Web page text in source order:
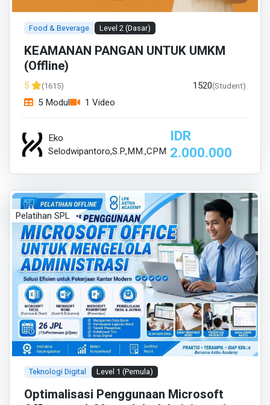
Food & Beverage Level 2 (Dasar)
KEAMANAN PANGAN UNTUK UMKM
(Offline)
5 (1615) 1520(Student)
5 Modul 1 Video
Eko
Selodwipantoro,S.P.,MM.,CPM
IDR
2.000.000
Pelatihan SPL
Teknologi Digital Level 1 (Pemula)
Optimalisasi Penggunaan Microsoft